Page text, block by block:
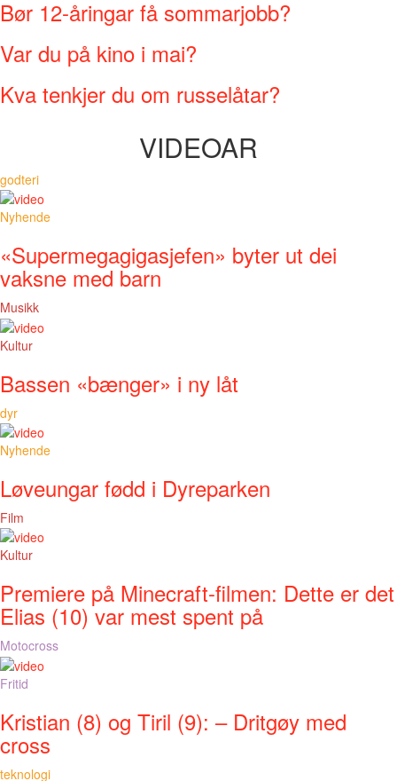
Bør 12-åringar få sommarjobb?
Var du på kino i mai?
Kva tenkjer du om russelåtar?
VIDEOAR
godteri
Nyhende
«Supermegagigasjefen» byter ut dei
vaksne med barn
Musikk
Kultur
Bassen «bænger» i ny låt
dyr
Nyhende
Løveungar fødd i Dyreparken
Film
Kultur
Premiere på Minecraft-filmen: Dette er det
Elias (10) var mest spent på
Motocross
Fritid
Kristian (8) og Tiril (9): – Dritgøy med
cross
teknologi